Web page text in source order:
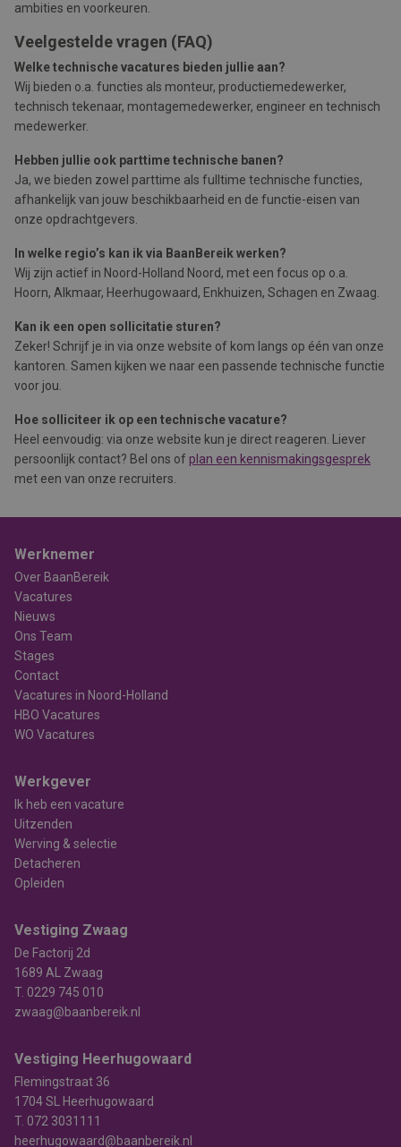
ambities en voorkeuren.
Veelgestelde vragen (FAQ)
Welke technische vacatures bieden jullie aan?
Wij bieden o.a. functies als monteur, productiemedewerker,
technisch tekenaar, montagemedewerker, engineer en technisch
medewerker.
Hebben jullie ook parttime technische banen?
Ja, we bieden zowel parttime als fulltime technische functies,
afhankelijk van jouw beschikbaarheid en de functie-eisen van
onze opdrachtgevers.
In welke regio’s kan ik via BaanBereik werken?
Wij zijn actief in Noord-Holland Noord, met een focus op o.a.
Hoorn, Alkmaar, Heerhugowaard, Enkhuizen, Schagen en Zwaag.
Kan ik een open sollicitatie sturen?
Zeker! Schrijf je in via onze website of kom langs op één van onze
kantoren. Samen kijken we naar een passende technische functie
voor jou.
Hoe solliciteer ik op een technische vacature?
Heel eenvoudig: via onze website kun je direct reageren. Liever
persoonlijk contact? Bel ons of plan een kennismakingsgesprek
met een van onze recruiters.
Werknemer
Over BaanBereik
Vacatures
Nieuws
Ons Team
Stages
Contact
Vacatures in Noord-Holland
HBO Vacatures
WO Vacatures
Werkgever
Ik heb een vacature
Uitzenden
Werving & selectie
Detacheren
Opleiden
Vestiging Zwaag
De Factorij 2d
1689 AL Zwaag
T. 0229 745 010
zwaag@baanbereik.nl
Vestiging Heerhugowaard
Flemingstraat 36
1704 SL Heerhugowaard
T. 072 3031111
heerhugowaard@baanbereik.nl